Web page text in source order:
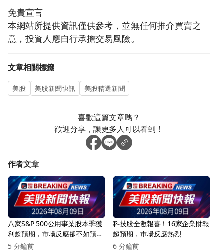
免責宣言
本網站所提供資訊僅供參考，並無任何推介買賣之
意，投資人應自行承擔交易風險。
文章相關標籤
美股 美股新聞快訊 美股精選新聞
喜歡這篇文章嗎？
歡迎分享，讓更多人可以看到！
作者文章
八家S&P 500公用事業股本季獲
利超預期，市場反應卻不如預
期！
5 分鐘前
科技股全數報喜！16家企業財報
超預期，市場反應熱烈
6 分鐘前